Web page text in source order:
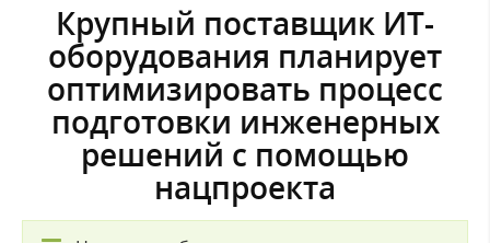
Крупный поставщик ИТ-
оборудования планирует
оптимизировать процесс
подготовки инженерных
решений с помощью
нацпроекта